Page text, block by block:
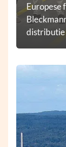
Europese
distributie